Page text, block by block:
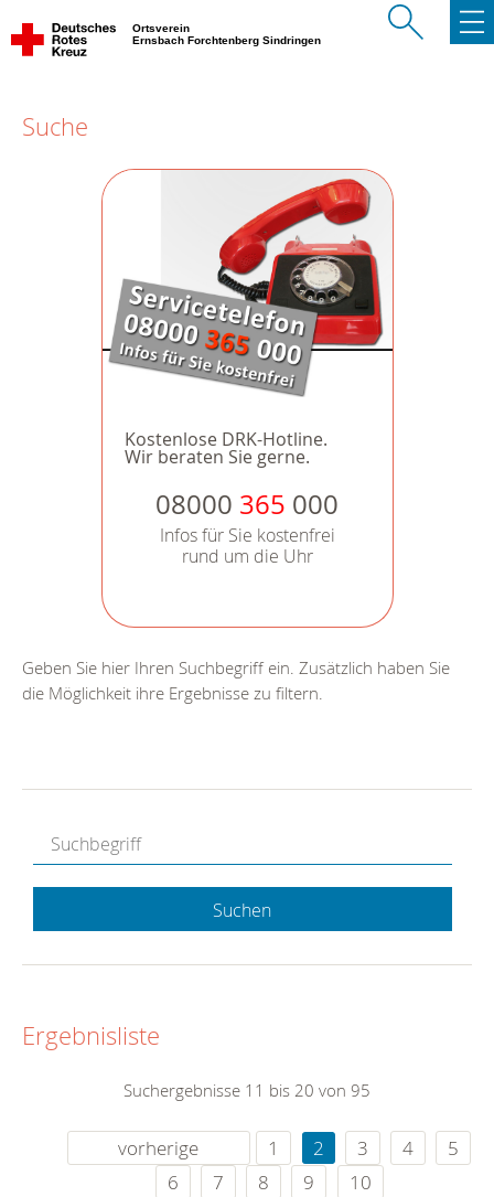
Ortsverein
Ernsbach Forchtenberg Sindringen
Suche
Kostenlose DRK-Hotline.
Wir beraten Sie gerne.
08000 365 000
Infos für Sie kostenfrei
rund um die Uhr
Geben Sie hier Ihren Suchbegriff ein. Zusätzlich haben Sie
die Möglichkeit ihre Ergebnisse zu filtern.
Suchen
Ergebnisliste
Suchergebnisse 11 bis 20 von 95
vorherige 1 2 3 4
5
6
7 8 9
10